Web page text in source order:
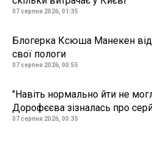
07 серпня 2026, 01:35
Блогерка Ксюша Манекен
свої пологи
07 серпня 2026, 00:55
"Навіть нормально йти не
Дорофєєва зізналась про
07 серпня 2026, 00:35